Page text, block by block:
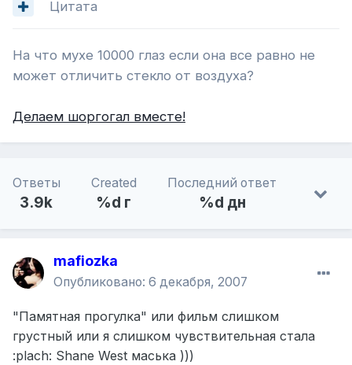
Цитата
На что мухе 10000 глаз если она все равно не
может отличить стекло от воздуха?
Делаeм шоргогал вместе!
Ответы
3.9k
Created
%d г
Последний ответ
%d дн
mafiozka
Опубликовано: 6 декабря, 2007
"Памятная прогулка" или фильм слишком
грустный или я слишком чувствительная стала
:plach: Shane West маська )))